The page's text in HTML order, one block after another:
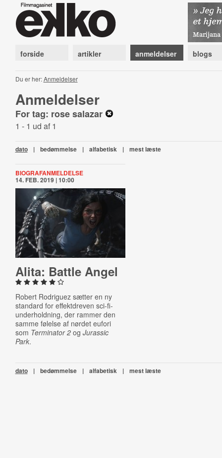
forside artikler anmeldelser blogs
Du er her:Anmeldelser
Anmeldelser
For tag: rose salazar
1 - 1 ud af 1
dato | bedømmelse | alfabetisk | mest læste
BIOGRAFANMELDELSE
14. FEB. 2019 | 10:00
Alita: Battle Angel
Robert Rodriguez sætter en ny
standard for effektdreven sci-fi-
underholdning, der rammer den
samme følelse af nørdet eufori
som Terminator 2 og Jurassic
Park.
dato | bedømmelse | alfabetisk | mest læste